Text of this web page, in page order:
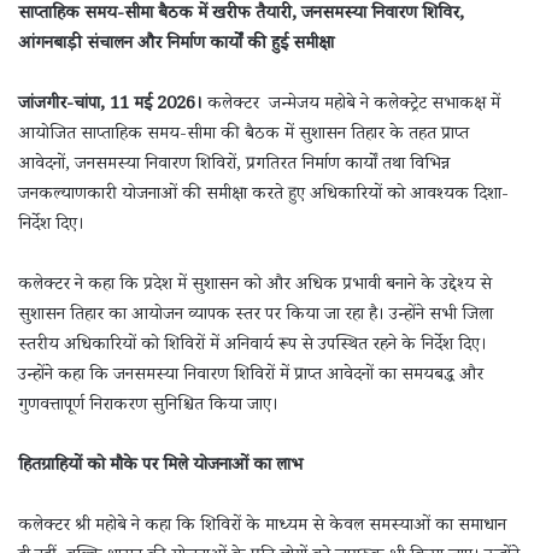
साप्ताहिक समय-सीमा बैठक में खरीफ तैयारी, जनसमस्या निवारण शिविर,
आंगनबाड़ी संचालन और निर्माण कार्यों की हुई समीक्षा
जांजगीर-चांपा, 11 मई 2026।कलेक्टर जन्मेजय महोबे ने कलेक्ट्रेट सभाकक्ष में
आयोजित साप्ताहिक समय-सीमा की बैठक में सुशासन तिहार के तहत प्राप्त
आवेदनों, जनसमस्या निवारण शिविरों, प्रगतिरत निर्माण कार्यों तथा विभिन्न
जनकल्याणकारी योजनाओं की समीक्षा करते हुए अधिकारियों को आवश्यक दिशा-
निर्देश दिए।
कलेक्टर ने कहा कि प्रदेश में सुशासन को और अधिक प्रभावी बनाने के उद्देश्य से
सुशासन तिहार का आयोजन व्यापक स्तर पर किया जा रहा है। उन्होंने सभी जिला
स्तरीय अधिकारियों को शिविरों में अनिवार्य रूप से उपस्थित रहने के निर्देश दिए।
उन्होंने कहा कि जनसमस्या निवारण शिविरों में प्राप्त आवेदनों का समयबद्ध और
गुणवत्तापूर्ण निराकरण सुनिश्चित किया जाए।
हितग्राहियों को मौके पर मिले योजनाओं का लाभ
कलेक्टर श्री महोबे ने कहा कि शिविरों के माध्यम से केवल समस्याओं का समाधान